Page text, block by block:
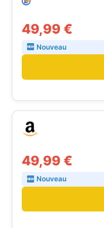
49,99 €
Nouveau
49,99 €
Nouveau